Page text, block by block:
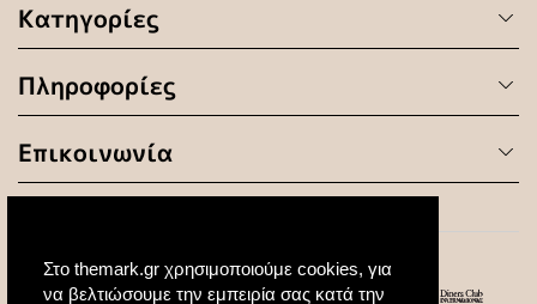
Στο themark.gr χρησιμοποιούμε cookies, για
να βελτιώσουμε την εμπειρία σας κατά την
Κατηγορίες
Πληροφορίες
Επικοινωνία